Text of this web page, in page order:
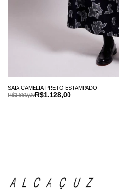
SAIA CAMELIA PRETO ESTAMPADO
R$1.128,00
R$1.880,00